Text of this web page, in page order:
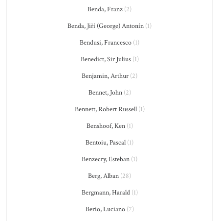
Benda, Franz (2)
Benda, Jiří (George) Antonín (1)
Bendusi, Francesco (1)
Benedict, Sir Julius(1)
Benjamin, Arthur (2)
Bennet, John(2)
Bennett, Robert Russell(1)
Benshoof, Ken(1)
Bentoiu, Pascal (1)
Benzecry, Esteban (1)
Berg, Alban (28)
Bergmann, Harald(1)
Berio, Luciano(7)